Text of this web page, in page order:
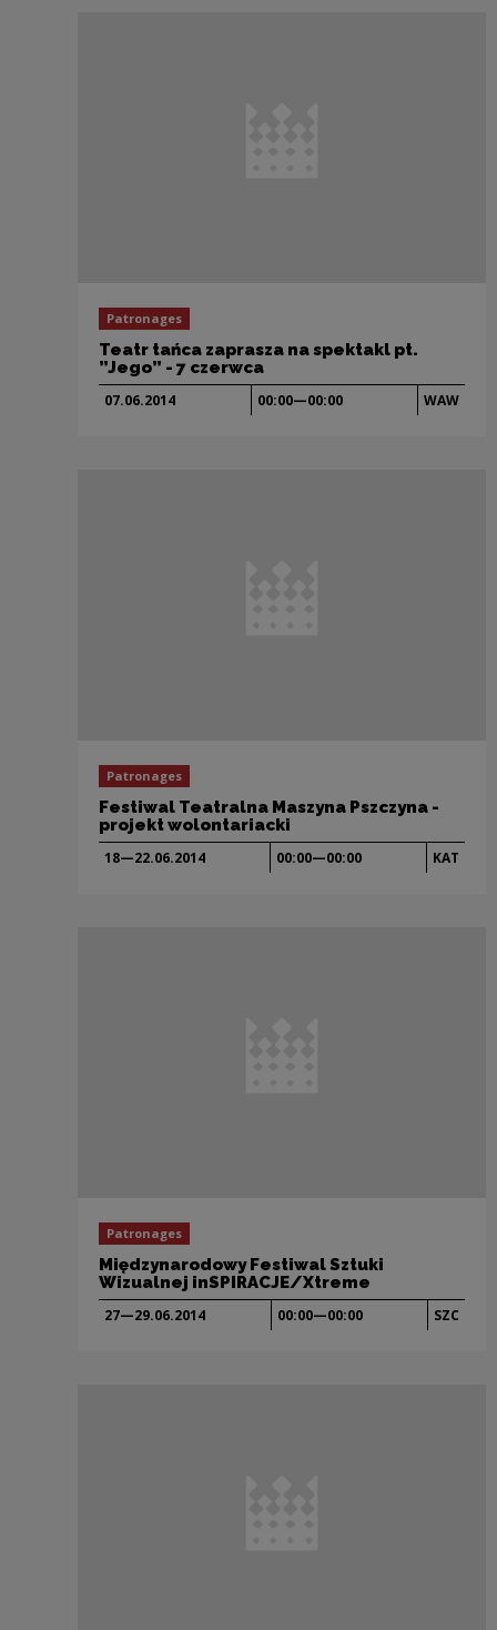
Patronages
Teatr tańca zaprasza na spektakl pt.
”Jego” - 7 czerwca
07.06.2014 00:00—00:00 WAW
Patronages
Festiwal Teatralna Maszyna Pszczyna -
projekt wolontariacki
18—22.06.2014 00:00—00:00 KAT
Patronages
Międzynarodowy Festiwal Sztuki
Wizualnej inSPIRACJE/Xtreme
27—29.06.2014 00:00—00:00 SZC